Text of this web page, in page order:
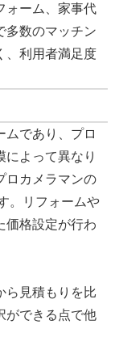
ォーム、家事代
多数のマッチン
、利用者満足度
ムであり、プロ
によって異なり
ロカメラマンの
。リフォームや
価格設定が行わ
ら見積もりを比
ができる点で他